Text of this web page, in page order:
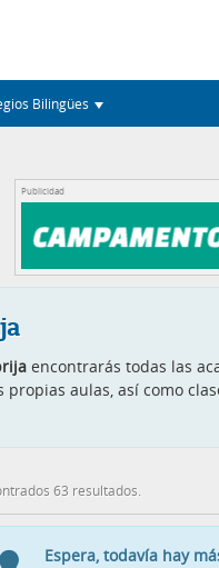
Bilingües
Publicidad
encontrarás todas las
aulas, así como
63 resultados.
Espera, todavía hay